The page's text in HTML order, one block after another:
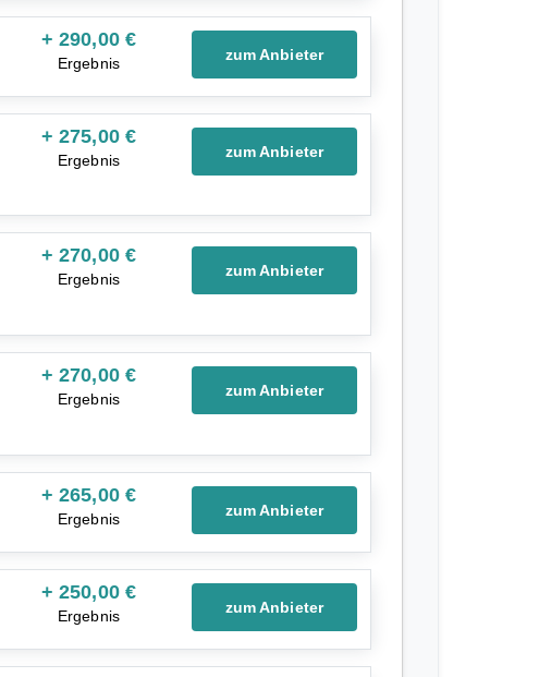
+ 290,00 €
Ergebnis zum Anbieter
+ 275,00 €
Ergebnis zum Anbieter
+ 270,00 €
Ergebnis zum Anbieter
+ 270,00 €
Ergebnis zum Anbieter
+ 265,00 €
Ergebnis zum Anbieter
+ 250,00 €
Ergebnis zum Anbieter